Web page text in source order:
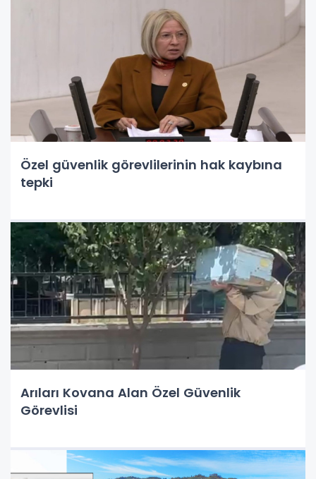
Özel güvenlik görevlilerinin hak kaybına
tepki
Arıları Kovana Alan Özel Güvenlik
Görevlisi